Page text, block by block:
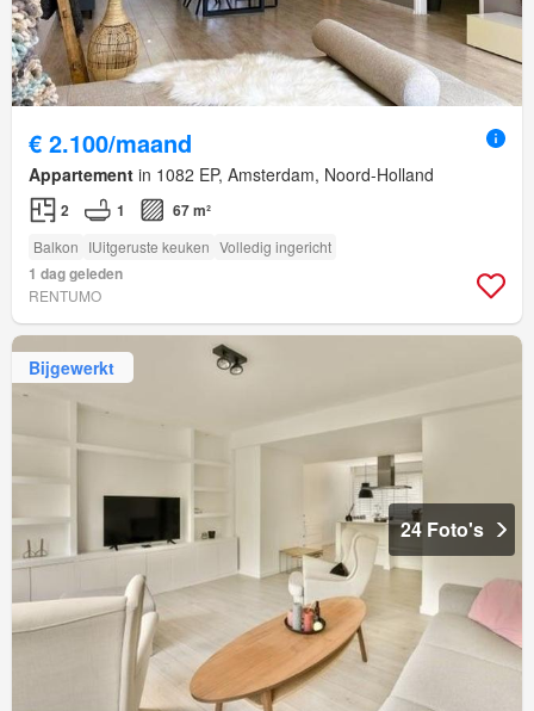
€ 2.100/maand
Appartement in 1082 EP, Amsterdam, Noord-Holland
2 1 67 m²
Balkon IUitgeruste keuken Volledig ingericht
1 dag geleden
RENTUMO
Bijgewerkt
24 Foto's